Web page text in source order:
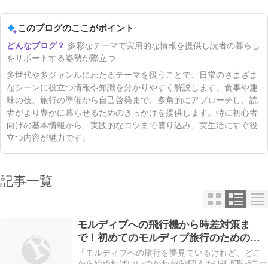
このブログのここがポイント
多彩なテーマで実用的な情報を提供し読者の暮らし
をサポートする姿勢が際立つ
多世代や多ジャンルにわたるテーマを扱うことで、日常のさまざま
なシーンに役立つ情報や知識を分かりやすく解説します。食事や趣
味の技、旅行の準備から自己啓発まで、多角的にアプローチし、読
者がより豊かに暮らせるためのきっかけを提供します。特に初心者
向けの基本情報から、実践的なコツまで盛り込み、実生活にすぐ役
立つ内容が魅力です。
記事一覧
モルディブへの飛行機から時差対策ま
で！初めてのモルディブ旅行のための完
全チェックリスト
「モルディブへの旅行を夢見ているけれど、どこ